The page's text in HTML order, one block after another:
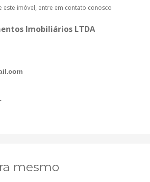
este imóvel, entre em contato conosco
Imobiliários LTDA
mesmo